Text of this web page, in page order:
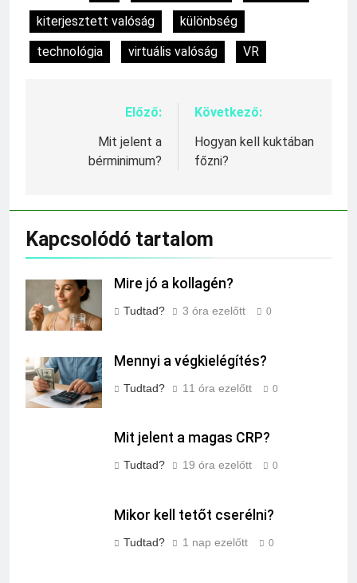
kiterjesztett valóság
különbség
technológia
virtuális valóság VR
Bejegyzés
navigáció
Előző:
Mit jelent a
bérminimum?
Következő:
Hogyan kell kuktában
főzni?
Kapcsolódó tartalom
Mire jó a kollagén?
Tudtad? 3 óra ezelőtt 0
Mennyi a végkielégítés?
Tudtad? 11 óra ezelőtt 0
Mit jelent a magas CRP?
Tudtad? 19 óra ezelőtt 0
Mikor kell tetőt cserélni?
Tudtad? 1 nap ezelőtt 0